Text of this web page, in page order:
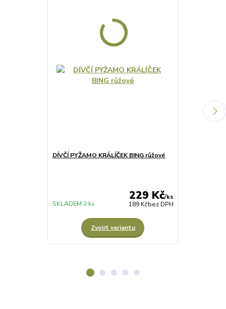
DÍVČÍ PYŽAMO KRÁLÍČEK BING růžové
229 Kč/ks
189 Kčbez DPH
SKLADEM 2 ks
Zvolit variantu